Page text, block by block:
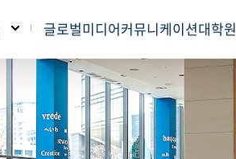
글로벌미디어커뮤니케이션대학원